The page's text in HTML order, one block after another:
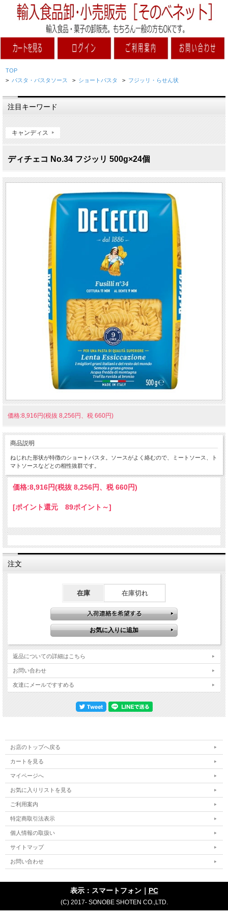
TOP
> パスタ・パスタソース > ショートパスタ > フジッリ・らせん状
注目キーワード
キャンディス
ディチェコ No.34 フジッリ 500g×24個
価格:8,916円(税抜 8,256円、税 660円)
商品説明
ねじれた形状が特徴のショートパスタ。ソースがよく絡むので、ミートソース、ト
マトソースなどとの相性抜群です。
価格:8,916円(税抜 8,256円、税 660円)
[ポイント還元 89ポイント～]
注文
在庫 在庫切れ
返品についての詳細はこちら
お問い合わせ
友達にメールですすめる
お店のトップへ戻る
カートを見る
マイページへ
お気に入りリストを見る
ご利用案内
特定商取引法表示
個人情報の取扱い
サイトマップ
お問い合わせ
表示：スマートフォン｜ PC
(C) 2017- SONOBE SHOTEN CO.,LTD.